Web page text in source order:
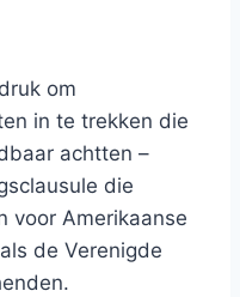
om
in te trekken die
achtten –
die
voor Amerikaanse
de Verenigde